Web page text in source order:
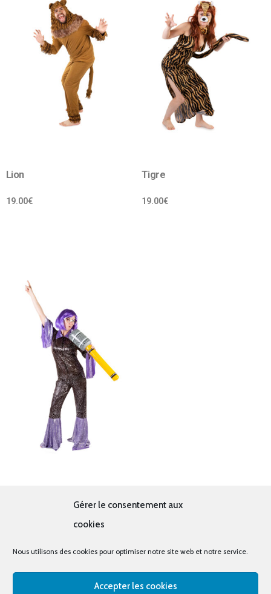
Gérer le consentement aux
cookies
Nous utilisons des cookies pour optimiser notre site web et notre service.
Accepter les cookies
Lion
19.00€
Tigre
19.00€